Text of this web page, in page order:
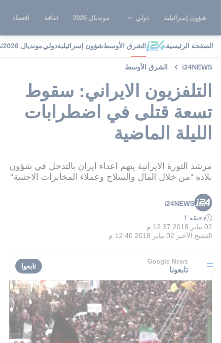
شؤون إسرائيلية دولي مونديال 2026 ثقافة اقتصاد
الصفحة الرئيسية الشرق الأوسطشؤون إسرائيليةدوليمونديال 2026
i24NEWS الشرق الأوسط
التلفزيون الايراني: سقوط
تسعة قتلى في اضطرابات
الليلة الماضية
مرشد الثورة الايرانية يتهم اعداء ايران بالتدخل في شؤون
بلاده "من خلال المال والسلاح وعملاء المخابرات الاجنبية"
i24NEWS
دقيقة 1
02 يناير 2018 12:37 م
التنقيح الأخير 02 يناير 2018 12:40 م
Google News
تابعونا تابعوا